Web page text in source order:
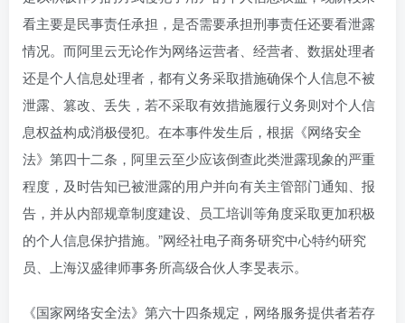
看主要是民事责任承担，是否需要承担刑事责任还要看泄露
情况。而阿里云无论作为网络运营者、经营者、数据处理者
还是个人信息处理者，都有义务采取措施确保个人信息不被
泄露、篡改、丢失，若不采取有效措施履行义务则对个人信
息权益构成消极侵犯。在本事件发生后，根据《网络安全
法》第四十二条，阿里云至少应该倒查此类泄露现象的严重
程度，及时告知已被泄露的用户并向有关主管部门通知、报
告，并从内部规章制度建设、员工培训等角度采取更加积极
的个人信息保护措施。”网经社电子商务研究中心特约研究
员、上海汉盛律师事务所高级合伙人李旻表示。
《国家网络安全法》第六十四条规定，网络服务提供者若存